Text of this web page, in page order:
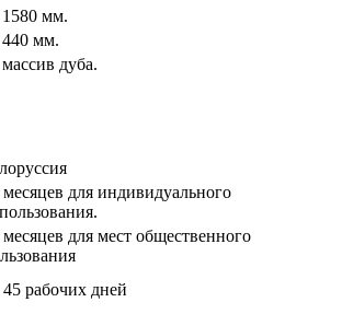
1580 мм.
440 мм.
массив дуба.
месяцев для индивидуального
месяцев для мест общественного
45 рабочих дней